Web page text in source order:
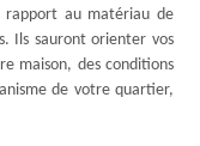
rapport au matériau de
Ils sauront orienter vos
maison, des conditions
de votre quartier,